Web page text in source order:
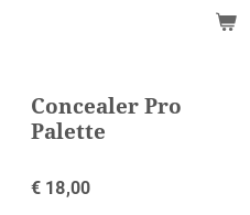
Concealer Pro
Palette
€ 18,00